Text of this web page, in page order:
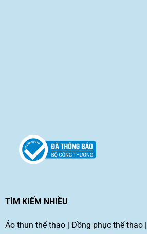
TÌM KIẾM NHIỀU
Áo thun thể thao| Đồng phục thể thao|